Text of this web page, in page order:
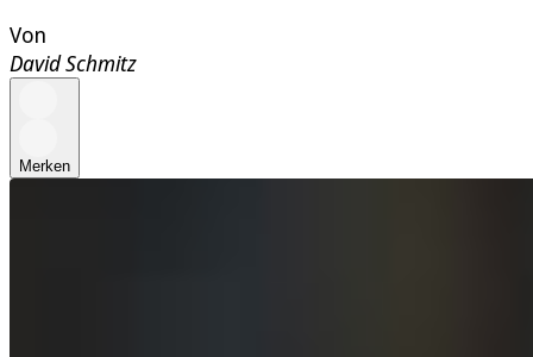
Von
David Schmitz
Merken